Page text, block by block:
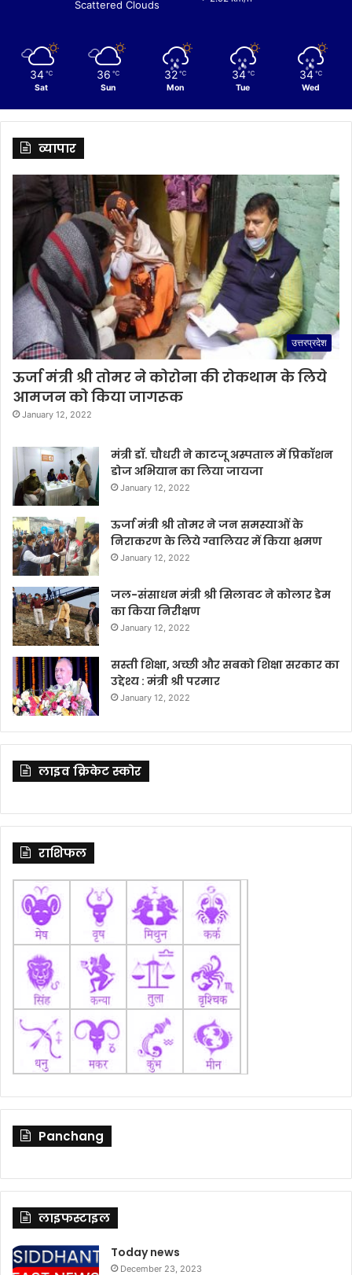
Scattered Clouds
34 ℃
Sat
36 ℃
Sun
32 ℃
Mon
34 ℃
Tue
34 ℃
Wed
व्यापार
उत्तरप्रदेश
ऊर्जा मंत्री श्री तोमर ने कोरोना की रोकथाम के लिये
आमजन को किया जागरूक
January 12, 2022
मंत्री डॉ. चौधरी ने काटजू अस्पताल में प्रिकॉशन
डोज अभियान का लिया जायजा
January 12, 2022
ऊर्जा मंत्री श्री तोमर ने जन समस्याओं के
निराकरण के लिये ग्वालियर में किया भ्रमण
January 12, 2022
जल-संसाधन मंत्री श्री सिलावट ने कोलार डेम
का किया निरीक्षण
January 12, 2022
सस्ती शिक्षा, अच्छी और सबको शिक्षा सरकार का
उद्देश्य : मंत्री श्री परमार
January 12, 2022
लाइव क्रिकेट स्कोर
राशिफल
Panchang
लाइफस्टाइल
Today news
December 23, 2023